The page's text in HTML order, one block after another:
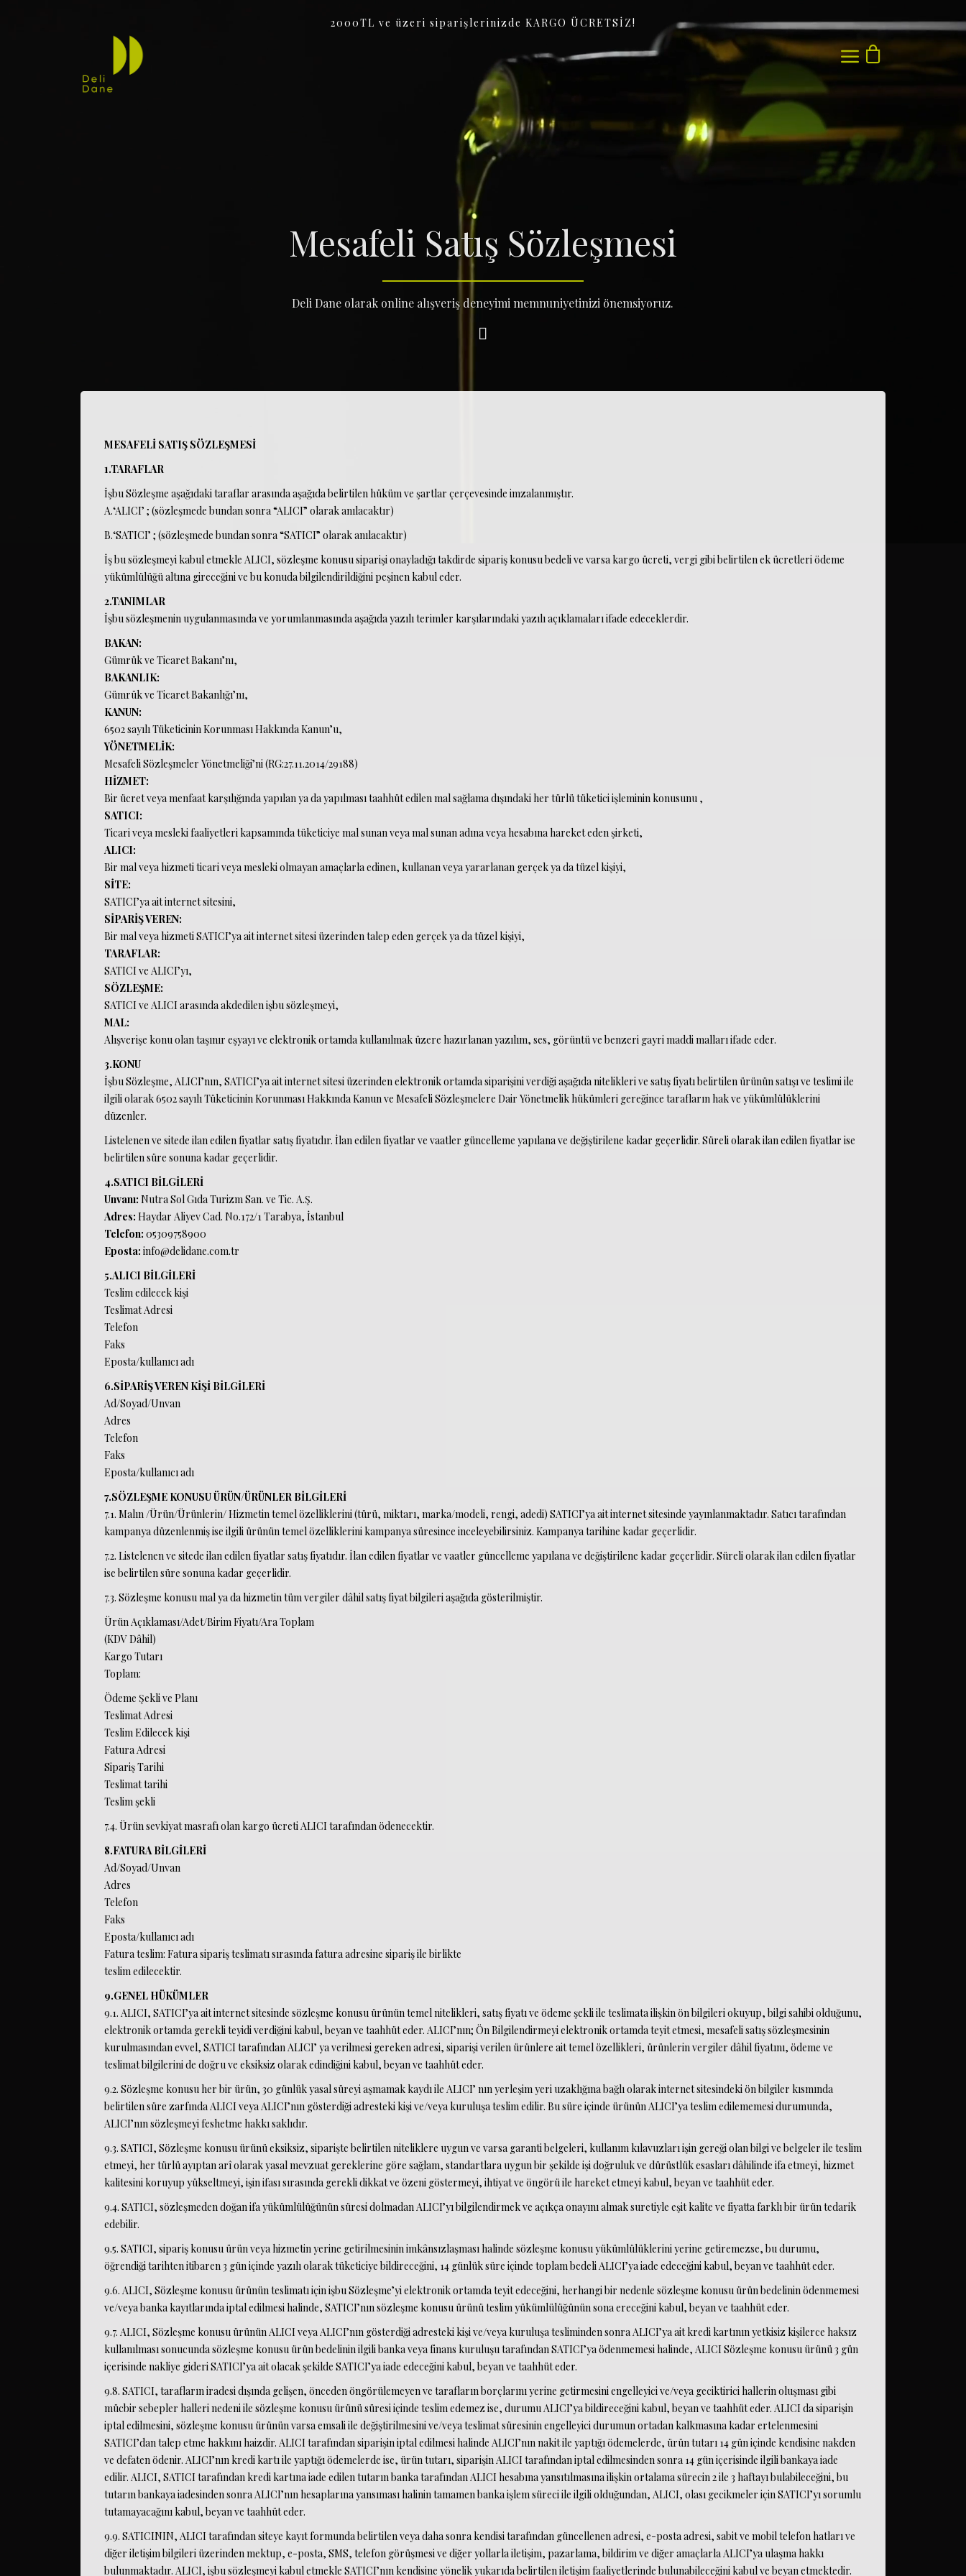
2000TL ve üzeri siparişlerinizde KARGO ÜCRETSİZ!
Sepetinizde ürün bulunmuyor.
Mesafeli Satış Sözleşmesi
Deli Dane olarak online alışveriş deneyimi memnuniyetinizi önemsiyoruz.
MESAFELİ SATIŞ SÖZLEŞMESİ
1.TARAFLAR
İşbu Sözleşme aşağıdaki taraflar arasında aşağıda belirtilen hüküm ve şartlar çerçevesinde imzalanmıştır.
A.‘ALICI’ ; (sözleşmede bundan sonra “ALICI” olarak anılacaktır)
B.‘SATICI’ ; (sözleşmede bundan sonra “SATICI” olarak anılacaktır)
İş bu sözleşmeyi kabul etmekle ALICI, sözleşme konusu siparişi onayladığı takdirde sipariş konusu bedeli ve varsa kargo ücreti, vergi gibi belirtilen ek ücretleri ödeme
yükümlülüğü altına gireceğini ve bu konuda bilgilendirildiğini peşinen kabul eder.
2.TANIMLAR
İşbu sözleşmenin uygulanmasında ve yorumlanmasında aşağıda yazılı terimler karşılarındaki yazılı açıklamaları ifade edeceklerdir.
BAKAN:
Gümrük ve Ticaret Bakanı’nı,
BAKANLIK:
Gümrük ve Ticaret Bakanlığı’nı,
KANUN:
6502 sayılı Tüketicinin Korunması Hakkında Kanun’u,
YÖNETMELİK:
Mesafeli Sözleşmeler Yönetmeliği’ni (RG:27.11.2014/29188)
HİZMET:
Bir ücret veya menfaat karşılığında yapılan ya da yapılması taahhüt edilen mal sağlama dışındaki her türlü tüketici işleminin konusunu ,
SATICI:
Ticari veya mesleki faaliyetleri kapsamında tüketiciye mal sunan veya mal sunan adına veya hesabına hareket eden şirketi,
ALICI:
Bir mal veya hizmeti ticari veya mesleki olmayan amaçlarla edinen, kullanan veya yararlanan gerçek ya da tüzel kişiyi,
SİTE:
SATICI’ya ait internet sitesini,
SİPARİŞ VEREN:
Bir mal veya hizmeti SATICI’ya ait internet sitesi üzerinden talep eden gerçek ya da tüzel kişiyi,
TARAFLAR:
SATICI ve ALICI’yı,
SÖZLEŞME:
SATICI ve ALICI arasında akdedilen işbu sözleşmeyi,
MAL:
Alışverişe konu olan taşınır eşyayı ve elektronik ortamda kullanılmak üzere hazırlanan yazılım, ses, görüntü ve benzeri gayri maddi malları ifade eder.
3.KONU
İşbu Sözleşme, ALICI’nın, SATICI’ya ait internet sitesi üzerinden elektronik ortamda siparişini verdiği aşağıda nitelikleri ve satış fiyatı belirtilen ürünün satışı ve teslimi ile
ilgili olarak 6502 sayılı Tüketicinin Korunması Hakkında Kanun ve Mesafeli Sözleşmelere Dair Yönetmelik hükümleri gereğince tarafların hak ve yükümlülüklerini
düzenler.
Listelenen ve sitede ilan edilen fiyatlar satış fiyatıdır. İlan edilen fiyatlar ve vaatler güncelleme yapılana ve değiştirilene kadar geçerlidir. Süreli olarak ilan edilen fiyatlar ise
belirtilen süre sonuna kadar geçerlidir.
4.SATICI BİLGİLERİ
Unvanı: Nutra Sol Gıda Turizm San. ve Tic. A.Ş.
Adres: Haydar Aliyev Cad. No.172/1 Tarabya, İstanbul
Telefon: 05309758900
Eposta: info@delidane.com.tr
5.ALICI BİLGİLERİ
Teslim edilecek kişi
Teslimat Adresi
Telefon
Faks
Eposta/kullanıcı adı
6.SİPARİŞ VEREN KİŞİ BİLGİLERİ
Ad/Soyad/Unvan
Adres
Telefon
Faks
Eposta/kullanıcı adı
7.SÖZLEŞME KONUSU ÜRÜN/ÜRÜNLER BİLGİLERİ
7.1. Malın /Ürün/Ürünlerin/ Hizmetin temel özelliklerini (türü, miktarı, marka/modeli, rengi, adedi) SATICI’ya ait internet sitesinde yayınlanmaktadır. Satıcı tarafından
kampanya düzenlenmiş ise ilgili ürünün temel özelliklerini kampanya süresince inceleyebilirsiniz. Kampanya tarihine kadar geçerlidir.
7.2. Listelenen ve sitede ilan edilen fiyatlar satış fiyatıdır. İlan edilen fiyatlar ve vaatler güncelleme yapılana ve değiştirilene kadar geçerlidir. Süreli olarak ilan edilen fiyatlar
ise belirtilen süre sonuna kadar geçerlidir.
7.3. Sözleşme konusu mal ya da hizmetin tüm vergiler dâhil satış fiyat bilgileri aşağıda gösterilmiştir.
Ürün Açıklaması/Adet/Birim Fiyatı/Ara Toplam
(KDV Dâhil)
Kargo Tutarı
Toplam:
Ödeme Şekli ve Planı
Teslimat Adresi
Teslim Edilecek kişi
Fatura Adresi
Sipariş Tarihi
Teslimat tarihi
Teslim şekli
7.4. Ürün sevkiyat masrafı olan kargo ücreti ALICI tarafından ödenecektir.
8.FATURA BİLGİLERİ
Ad/Soyad/Unvan
Adres
Telefon
Faks
Eposta/kullanıcı adı
Fatura teslim: Fatura sipariş teslimatı sırasında fatura adresine sipariş ile birlikte
teslim edilecektir.
9.GENEL HÜKÜMLER
9.1. ALICI, SATICI’ya ait internet sitesinde sözleşme konusu ürünün temel nitelikleri, satış fiyatı ve ödeme şekli ile teslimata ilişkin ön bilgileri okuyup, bilgi sahibi olduğunu,
elektronik ortamda gerekli teyidi verdiğini kabul, beyan ve taahhüt eder. ALICI’nın; Ön Bilgilendirmeyi elektronik ortamda teyit etmesi, mesafeli satış sözleşmesinin
kurulmasından evvel, SATICI tarafından ALICI’ ya verilmesi gereken adresi, siparişi verilen ürünlere ait temel özellikleri, ürünlerin vergiler dâhil fiyatını, ödeme ve
teslimat bilgilerini de doğru ve eksiksiz olarak edindiğini kabul, beyan ve taahhüt eder.
9.2. Sözleşme konusu her bir ürün, 30 günlük yasal süreyi aşmamak kaydı ile ALICI’ nın yerleşim yeri uzaklığına bağlı olarak internet sitesindeki ön bilgiler kısmında
belirtilen süre zarfında ALICI veya ALICI’nın gösterdiği adresteki kişi ve/veya kuruluşa teslim edilir. Bu süre içinde ürünün ALICI’ya teslim edilememesi durumunda,
ALICI’nın sözleşmeyi feshetme hakkı saklıdır.
9.3. SATICI, Sözleşme konusu ürünü eksiksiz, siparişte belirtilen niteliklere uygun ve varsa garanti belgeleri, kullanım kılavuzları işin gereği olan bilgi ve belgeler ile teslim
etmeyi, her türlü ayıptan arî olarak yasal mevzuat gereklerine göre sağlam, standartlara uygun bir şekilde işi doğruluk ve dürüstlük esasları dâhilinde ifa etmeyi, hizmet
kalitesini koruyup yükseltmeyi, işin ifası sırasında gerekli dikkat ve özeni göstermeyi, ihtiyat ve öngörü ile hareket etmeyi kabul, beyan ve taahhüt eder.
9.4. SATICI, sözleşmeden doğan ifa yükümlülüğünün süresi dolmadan ALICI’yı bilgilendirmek ve açıkça onayını almak suretiyle eşit kalite ve fiyatta farklı bir ürün tedarik
edebilir.
9.5. SATICI, sipariş konusu ürün veya hizmetin yerine getirilmesinin imkânsızlaşması halinde sözleşme konusu yükümlülüklerini yerine getiremezse, bu durumu,
öğrendiği tarihten itibaren 3 gün içinde yazılı olarak tüketiciye bildireceğini, 14 günlük süre içinde toplam bedeli ALICI’ya iade edeceğini kabul, beyan ve taahhüt eder.
9.6. ALICI, Sözleşme konusu ürünün teslimatı için işbu Sözleşme’yi elektronik ortamda teyit edeceğini, herhangi bir nedenle sözleşme konusu ürün bedelinin ödenmemesi
ve/veya banka kayıtlarında iptal edilmesi halinde, SATICI’nın sözleşme konusu ürünü teslim yükümlülüğünün sona ereceğini kabul, beyan ve taahhüt eder.
9.7. ALICI, Sözleşme konusu ürünün ALICI veya ALICI’nın gösterdiği adresteki kişi ve/veya kuruluşa tesliminden sonra ALICI’ya ait kredi kartının yetkisiz kişilerce haksız
kullanılması sonucunda sözleşme konusu ürün bedelinin ilgili banka veya finans kuruluşu tarafından SATICI’ya ödenmemesi halinde, ALICI Sözleşme konusu ürünü 3 gün
içerisinde nakliye gideri SATICI’ya ait olacak şekilde SATICI’ya iade edeceğini kabul, beyan ve taahhüt eder.
9.8. SATICI, tarafların iradesi dışında gelişen, önceden öngörülemeyen ve tarafların borçlarını yerine getirmesini engelleyici ve/veya geciktirici hallerin oluşması gibi
mücbir sebepler halleri nedeni ile sözleşme konusu ürünü süresi içinde teslim edemez ise, durumu ALICI’ya bildireceğini kabul, beyan ve taahhüt eder. ALICI da siparişin
iptal edilmesini, sözleşme konusu ürünün varsa emsali ile değiştirilmesini ve/veya teslimat süresinin engelleyici durumun ortadan kalkmasına kadar ertelenmesini
SATICI’dan talep etme hakkını haizdir. ALICI tarafından siparişin iptal edilmesi halinde ALICI’nın nakit ile yaptığı ödemelerde, ürün tutarı 14 gün içinde kendisine nakden
ve defaten ödenir. ALICI’nın kredi kartı ile yaptığı ödemelerde ise, ürün tutarı, siparişin ALICI tarafından iptal edilmesinden sonra 14 gün içerisinde ilgili bankaya iade
edilir. ALICI, SATICI tarafından kredi kartına iade edilen tutarın banka tarafından ALICI hesabına yansıtılmasına ilişkin ortalama sürecin 2 ile 3 haftayı bulabileceğini, bu
tutarın bankaya iadesinden sonra ALICI’nın hesaplarına yansıması halinin tamamen banka işlem süreci ile ilgili olduğundan, ALICI, olası gecikmeler için SATICI’yı sorumlu
tutamayacağını kabul, beyan ve taahhüt eder.
9.9. SATICININ, ALICI tarafından siteye kayıt formunda belirtilen veya daha sonra kendisi tarafından güncellenen adresi, e-posta adresi, sabit ve mobil telefon hatları ve
diğer iletişim bilgileri üzerinden mektup, e-posta, SMS, telefon görüşmesi ve diğer yollarla iletişim, pazarlama, bildirim ve diğer amaçlarla ALICI’ya ulaşma hakkı
bulunmaktadır. ALICI, işbu sözleşmeyi kabul etmekle SATICI’nın kendisine yönelik yukarıda belirtilen iletişim faaliyetlerinde bulunabileceğini kabul ve beyan etmektedir.